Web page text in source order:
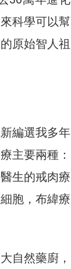
科學可以幫
原始智人祖
編選我多年
主要兩種：
生的戒肉療
胞，布緯療
自然藥廚，